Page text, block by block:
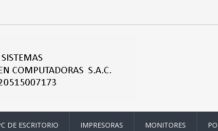
DE ESCRITORIO IMPRESORAS MONITORES